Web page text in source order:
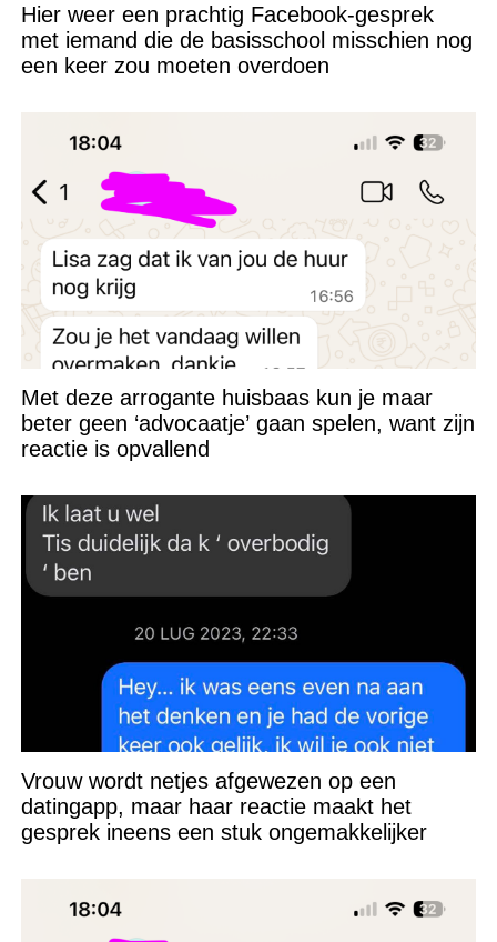
Hier weer een prachtig Facebook-gesprek
met iemand die de basisschool misschien nog
een keer zou moeten overdoen
Met deze arrogante huisbaas kun je maar
beter geen ‘advocaatje’ gaan spelen, want zijn
reactie is opvallend
Vrouw wordt netjes afgewezen op een
datingapp, maar haar reactie maakt het
gesprek ineens een stuk ongemakkelijker